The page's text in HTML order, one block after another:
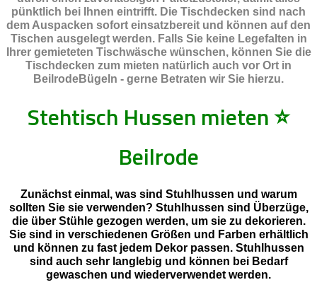
pünktlich bei Ihnen eintrifft. Die Tischdecken sind nach
dem Auspacken sofort einsatzbereit und können auf den
Tischen ausgelegt werden. Falls Sie keine Legefalten in
Ihrer gemieteten Tischwäsche wünschen, können Sie die
Tischdecken zum mieten natürlich auch vor Ort in
BeilrodeBügeln - gerne Betraten wir Sie hierzu.
Stehtisch Hussen mieten⭐
Beilrode
Zunächst einmal, was sind Stuhlhussen und warum
sollten Sie sie verwenden? Stuhlhussen sind Überzüge,
die über Stühle gezogen werden, um sie zu dekorieren.
Sie sind in verschiedenen Größen und Farben erhältlich
und können zu fast jedem Dekor passen. Stuhlhussen
sind auch sehr langlebig und können bei Bedarf
gewaschen und wiederverwendet werden.